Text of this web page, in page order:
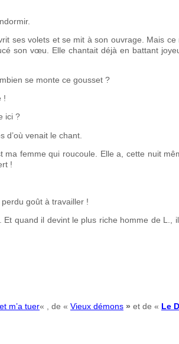
ses volets et se mit à son ouvrage. Mais
son vœu. Elle chantait déjà en battant
se monte ce gousset ?
!
ici ?
venait le chant.
femme qui roucoule. Elle a, cette nuit
!
goût à travailler !
Et quand il devint le plus riche homme de L.,
m’a tuer« , de « Vieux démons » et de « Le